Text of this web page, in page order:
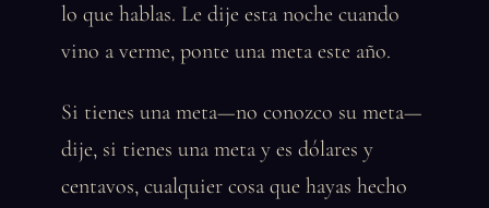
lo que hablas. Le dije esta noche cuando
vino a verme, ponte una meta este año.
Si tienes una meta—no conozco su meta—
dije, si tienes una meta y es dólares y
centavos, cualquier cosa que hayas hecho